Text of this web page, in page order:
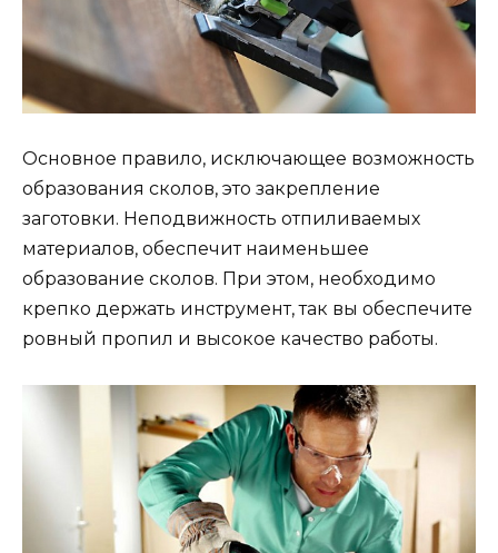
Основное правило, исключающее возможность
образования сколов, это закрепление
заготовки. Неподвижность отпиливаемых
материалов, обеспечит наименьшее
образование сколов. При этом, необходимо
крепко держать инструмент, так вы обеспечите
ровный пропил и высокое качество работы.